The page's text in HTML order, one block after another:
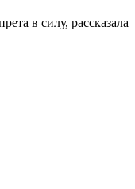
в силу, рассказала